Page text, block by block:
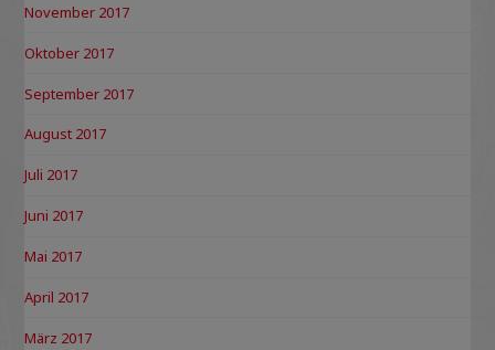
November 2017
Oktober 2017
September 2017
August 2017
Juli 2017
Juni 2017
Mai 2017
April 2017
März 2017